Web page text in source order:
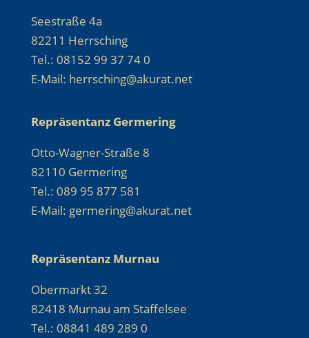
Seestraße 4a
82211 Herrsching
Tel.: 08152 99 37 74 0
E-Mail: herrsching@akurat.net
Repräsentanz Germering
Otto-Wagner-Straße 8
82110 Germering
Tel.: 089 95 877 581
E-Mail: germering@akurat.net
Repräsentanz Murnau
Obermarkt 32
82418 Murnau am Staffelsee
Tel.: 08841 489 289 0